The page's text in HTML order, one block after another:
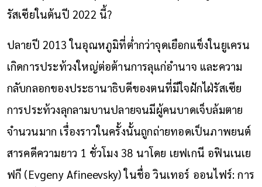
รัสเซียในต้นปี 2022 นี้?
ปลายปี 2013 ในอุณหภูมิที่ต่ำกว่าจุดเยือกแข็งในยูเครน
เกิดการประท้วงใหญ่ต่อต้านการลุแก่อำนาจ และความ
กลับกลอกของประธานาธิบดีของตนที่มีใจฝักไฝ่รัสเซีย
การประท้วงลุกลามบานปลายจนมีผู้คนบาดเจ็บล้มตาย
จำนวนมาก เรื่องราวในครั้งนั้นถูกถ่ายทอดเป็นภาพยนต์
สารคดีความยาว 1 ชั่วโมง 38 นาโดย เยฟเกนี อฟินเนเย
ฟกี (Evgeny Afineevsky) ในชื่อ วินเทอร์ ออนไฟร์: การ